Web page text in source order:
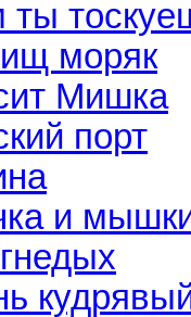
моряк
Мишка
порт
и